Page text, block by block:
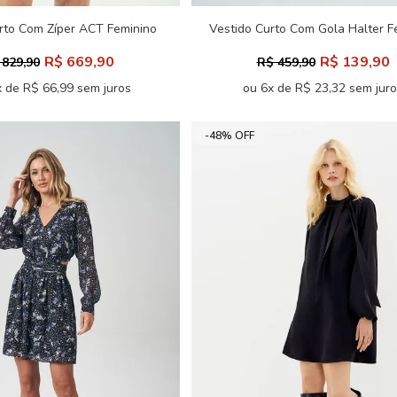
Com Zíper ACT Feminino
R$ 669,90
de R$ 66,99 sem juros
Vestido Curto Com Gola Halter
R$ 459,90 R$ 139,90
ou 6x de R$ 23,32 sem
-48% OFF